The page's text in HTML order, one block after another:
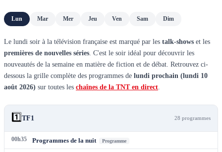
Lun Mar Mer Jeu Ven Sam Dim
Le lundi soir à la télévision française est marqué par les talk-shows et les
premières de nouvelles séries . C'est le soir idéal pour découvrir les
nouveautés de la semaine en matière de fiction et de débat. Retrouvez ci-
dessous la grille complète des programmes de lundi prochain (lundi 10
août 2026) sur toutes les chaînes de la TNT en direct
1️⃣TF1 28 programmes
00h35 Programmes de la nuit Programme